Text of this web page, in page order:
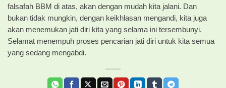
falsafah BBM di atas, akan dengan mudah kita jalani. Dan
bukan tidak mungkin, dengan keikhlasan mengandi, kita juga
akan menemukan jati diri kita yang selama ini tersembunyi.
Selamat menempuh proses pencarian jati diri untuk kita semua
yang sedang mengabdi.